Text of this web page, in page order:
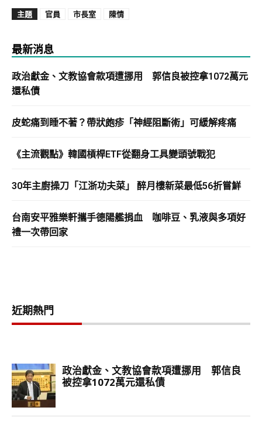
主題 官員 市長室 陳情
最新消息
政治獻金、文教協會款項遭挪用 郭信良被控拿1072萬元
還私債
皮蛇痛到睡不著？帶狀皰疹「神經阻斷術」可緩解疼痛
《主流觀點》韓國槓桿ETF從翻身工具變頭號戰犯
30年主廚操刀「江浙功夫菜」 醉月樓新菜最低56折嘗鮮
台南安平雅樂軒攜手德陽艦捐血 咖啡豆、乳液與多項好
禮一次帶回家
近期熱門